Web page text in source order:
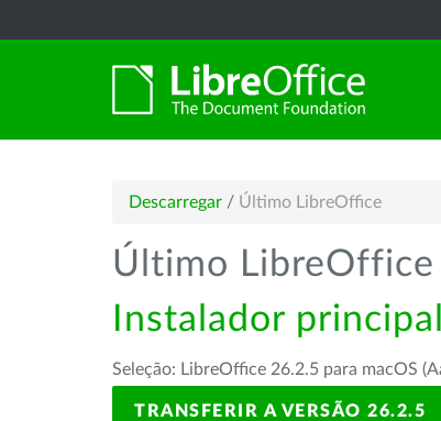
Descarregar / Último LibreOffice
Último LibreOffice
Instalador principal
Seleção: LibreOffice 26.2.5 para macOS
TRANSFERIR A VERSÃO 26.2.5